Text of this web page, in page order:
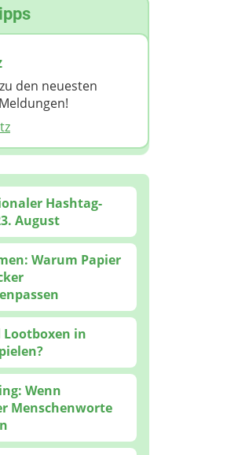
den neuesten
Hashtag-
August
Warum Papier
Lootboxen in
Wenn
Menschenworte